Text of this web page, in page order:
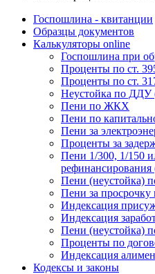
Госпошлина - квитанции
Образцы документов
Калькуляторы online
Госпошлина при
Проценты по ст.
Проценты по ст.
Неустойка по ДДУ
Пени по ЖКХ
Пени по
Пени за
Проценты за
Пени 1/300, 1/150
Пени (неустойка)
Пени за просрочку
Индексация
Индексация
Пени (неустойка)
Проценты по
Индексация
Кодексы и законы